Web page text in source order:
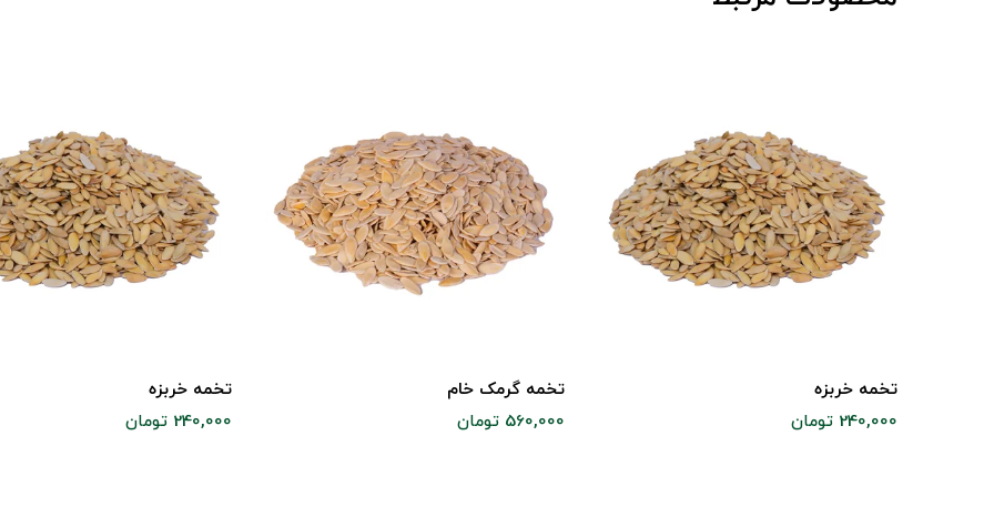
تخمه خربزه
240,000 تومان
تخمه گرمک خام
560,000 تومان
تخمه خربزه
240,000 تومان